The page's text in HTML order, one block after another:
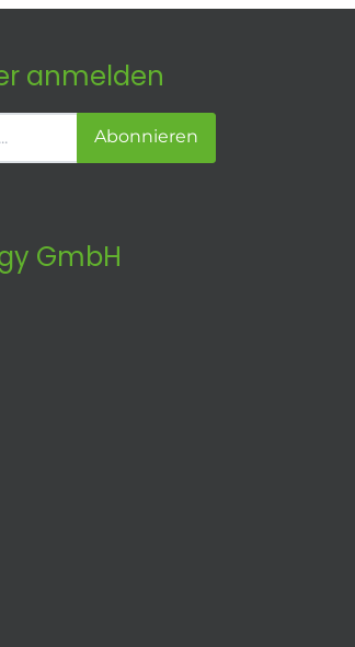
anmelden
Abonnieren
GmbH